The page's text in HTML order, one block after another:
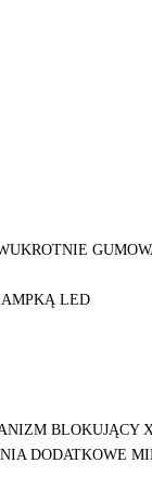
LED
DODATKOWE